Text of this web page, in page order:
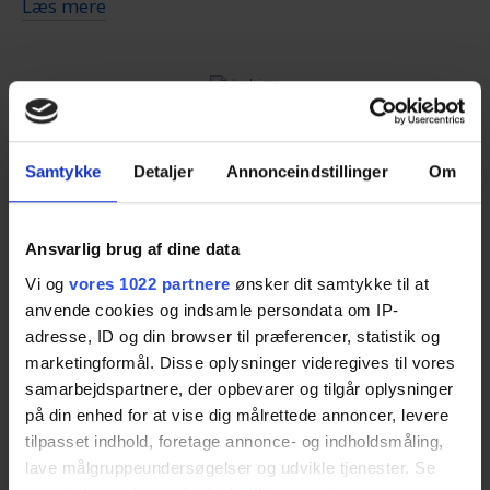
Samtykke Detaljer Annonceindstillinger Om
Ansvarlig brug af dine data
Vi og vores 1022 partnere ønsker dit samtykke til at
anvende cookies og indsamle persondata om IP-
adresse, ID og din browser til præferencer, statistik og
marketingformål. Disse oplysninger videregives til vores
samarbejdspartnere, der opbevarer og tilgår oplysninger
på din enhed for at vise dig målrettede annoncer, levere
tilpasset indhold, foretage annonce- og indholdsmåling,
lave målgruppeundersøgelser og udvikle tjenester. Se
give dig en realistisk salgsvurdering og tilbud på
boligsalg.
Ejendomsmæglerne ved, at de konkurrerer med
andre mæglere om dig som kunde, så du får deres
Med Ejendomsmægler.dk er det nemt at finde den
rigtige mægler i Sydhavn. Det er gratis, og du
binder dig ikke til noget. Du bestemmer helt selv,
om du takker ja til et tilbud eller ej.
Få salgstilbud nu
Læs mere
Spar tid
Spild ikke tiden med at indhente tilbud. Lad
kontakte dig med gode tilbud.
Spar penge
Ejendomsmæglerne ved, at de konkurrerer om dig
som kunde. Du kan være sikker på, at de giver dig